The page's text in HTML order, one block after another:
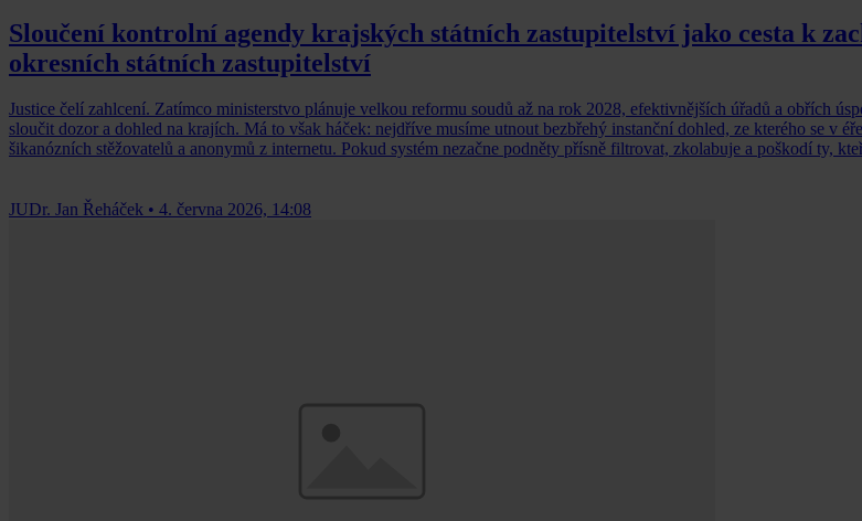
Sloučení kontrolní agendy krajských státních zastupitelství jako cesta k
okresních státních zastupitelství
Justice čelí zahlcení. Zatímco ministerstvo plánuje velkou reformu soudů až na rok 2028, efektivnějších úřadů a obřích
sloučit dozor a dohled na krajích. Má to však háček: nejdříve musíme utnout bezbřehý instanční dohled, ze kterého se v
šikanózních stěžovatelů a anonymů z internetu. Pokud systém nezačne podněty přísně filtrovat, zkolabuje a poškodí ty,
JUDr. Jan Řeháček • 4. června 2026, 14:08